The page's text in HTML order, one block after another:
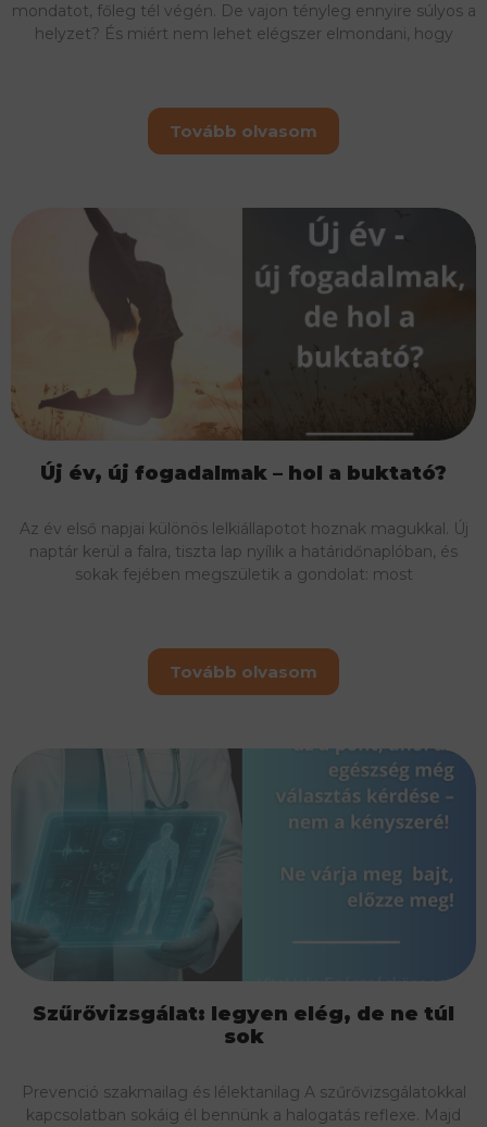
mondatot, főleg tél végén. De vajon tényleg ennyire súlyos a
helyzet? És miért nem lehet elégszer elmondani, hogy
Tovább olvasom
Új év, új fogadalmak – hol a buktató?
Az év első napjai különös lelkiállapotot hoznak magukkal. Új
naptár kerül a falra, tiszta lap nyílik a határidőnaplóban, és
sokak fejében megszületik a gondolat: most
Tovább olvasom
Szűrővizsgálat: legyen elég, de ne túl
sok
Prevenció szakmailag és lélektanilag A szűrővizsgálatokkal
kapcsolatban sokáig él bennünk a halogatás reflexe. Majd